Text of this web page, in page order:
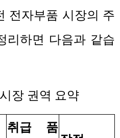
전자부품 시장의 주
리하면 다음과 같습
장 권역 요약
취급 품